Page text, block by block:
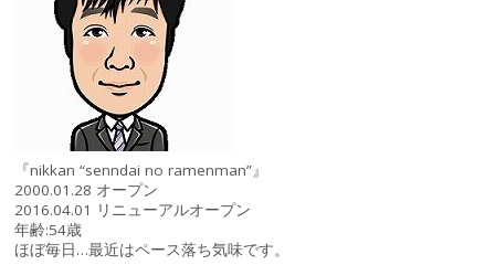
『nikkan “senndai no ramenman”』
2000.01.28 オープン
2016.04.01 リニューアルオープン
年齢:54歳
ほぼ毎日…最近はペース落ち気味です。